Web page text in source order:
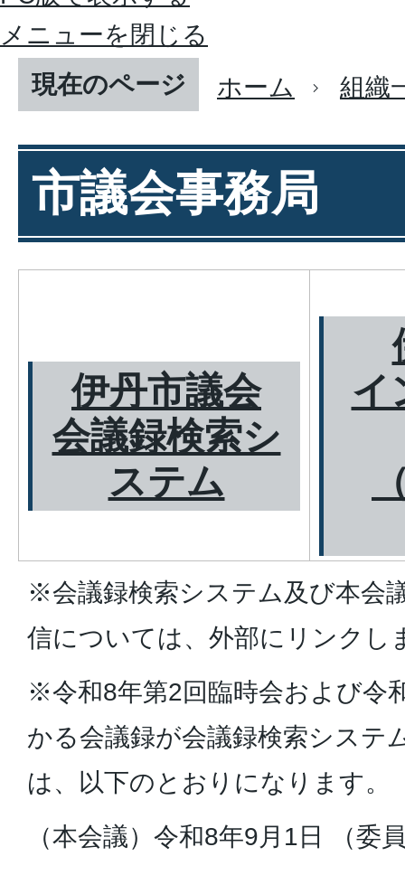
メニューを閉じる
現在のページ
ホーム 組織
市議会事務局
伊丹市議会
会議録検索シ
ステム
イ
※会議録検索システム及び本会
信については、外部にリンクし
※令和8年第2回臨時会および令
かる会議録が会議録検索システ
は、以下のとおりになります。
（本会議）令和8年9月1日 （委